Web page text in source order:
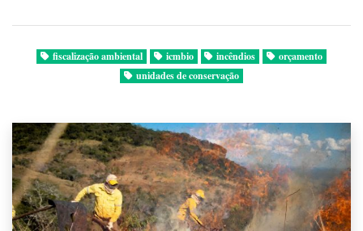
fiscalização ambiental icmbio incêndios
orçamento
unidades de conservação